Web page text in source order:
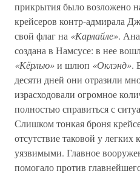
прикрытия было возложено
крейсеров контр-адмирала
свой флаг на «Карлайле».
создана в Намсусе: в нее
«Кёрлью»и шлюп «Оклэнд».
десяти дней они отразили
израсходовали огромное
полностью справиться с
Слишком тонкая броня
отсутствие таковой у легких
уязвимыми. Главное
помогало против